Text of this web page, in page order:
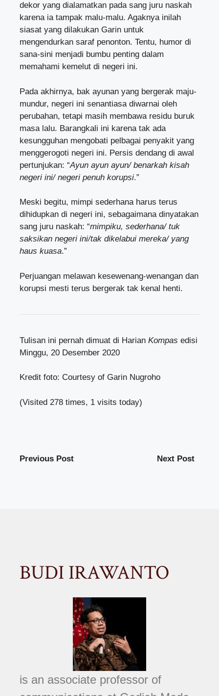
dekor yang dialamatkan pada sang juru naskah
karena ia tampak malu-malu. Agaknya inilah
siasat yang dilakukan Garin untuk
mengendurkan saraf penonton. Tentu, humor di
sana-sini menjadi bumbu penting dalam
memahami kemelut di negeri ini.
Pada akhirnya, bak ayunan yang bergerak maju-
mundur, negeri ini senantiasa diwarnai oleh
perubahan, tetapi masih membawa residu buruk
masa lalu. Barangkali ini karena tak ada
kesungguhan mengobati pelbagai penyakit yang
menggerogoti negeri ini. Persis dendang di awal
pertunjukan: “Ayun ayun ayun/ benarkah kisah
negeri ini/ negeri penuh korupsi.”
Meski begitu, mimpi sederhana harus terus
dihidupkan di negeri ini, sebagaimana dinyatakan
sang juru naskah: “mimpiku, sederhana/ tuk
saksikan negeri ini/tak dikelabui mereka/ yang
haus kuasa.”
Perjuangan melawan kesewenang-wenangan dan
korupsi mesti terus bergerak tak kenal henti.
Tulisan ini pernah dimuat di Harian Kompas edisi
Minggu, 20 Desember 2020
Kredit foto: Courtesy of Garin Nugroho
(Visited 278 times, 1 visits today)
Previous Post Next Post
BUDI IRAWANTO
is an associate professor of